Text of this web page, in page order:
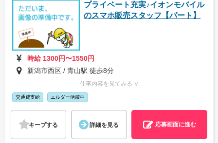
プライベート充実♪イオンモバイル
のスマホ販売スタッフ【パート】
時給 1300円〜1550円
新潟市西区 / 青山駅 徒歩8分
仕事内容を見てみる ∨
交通費支給 エルダー活躍中
キープする 詳細を見る 応募画面に進む